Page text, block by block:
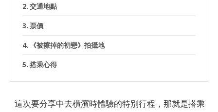
交通地點
票價
《被擦掉的初戀》拍攝地
搭乘心得
這次要分享中去橫濱時體驗的特別行程，那就是搭乘